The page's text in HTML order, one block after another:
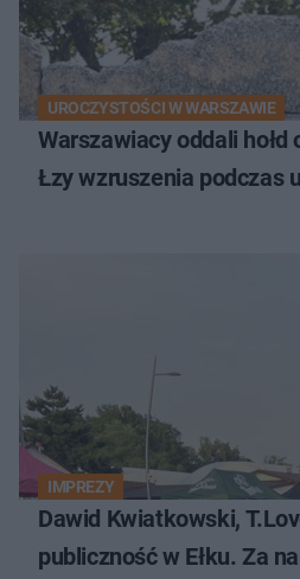
UROCZYSTOŚCI W WARSZAWIE
Warszawiacy oddali hołd
Łzy wzruszenia podczas
IMPREZY
Dawid Kwiatkowski,
publiczność w Ełku. Za